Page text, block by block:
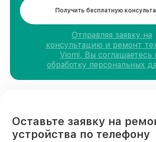
Получить бесплатную
Отправляя заявку на
консультацию и ремонт
Viomi, Вы соглашаетесь
обработку персональных
Оставьте заявку на
устройства по телефону